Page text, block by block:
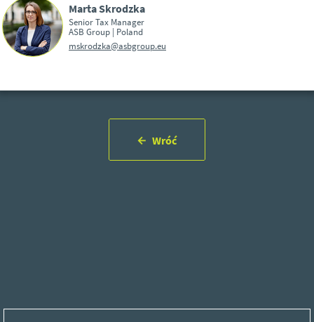
Marta Skrodzka
Senior Tax Manager
ASB Group | Poland
mskrodzka@asbgroup.eu
Wróć